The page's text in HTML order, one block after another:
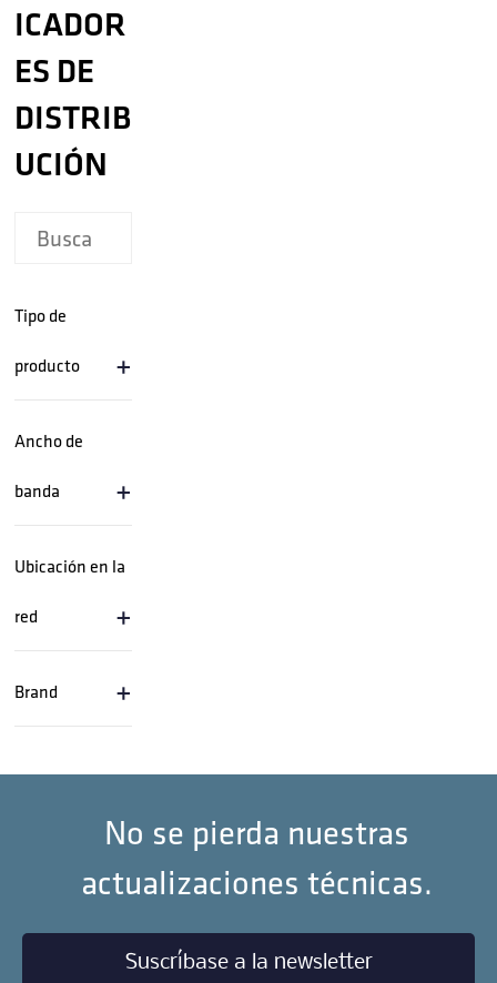
ICADOR
ES DE
DISTRIB
UCIÓN
Tipo de
producto +
Ancho de
banda +
Ubicación en la
red +
Brand +
No se pierda nuestras
actualizaciones técnicas.
Suscríbase a la newsletter